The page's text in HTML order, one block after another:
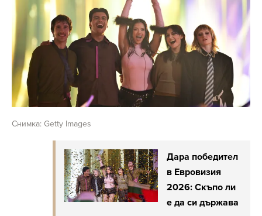
Снимка: Getty Images
Дара победител
в Евровизия
2026: Скъпо ли
е да си държава